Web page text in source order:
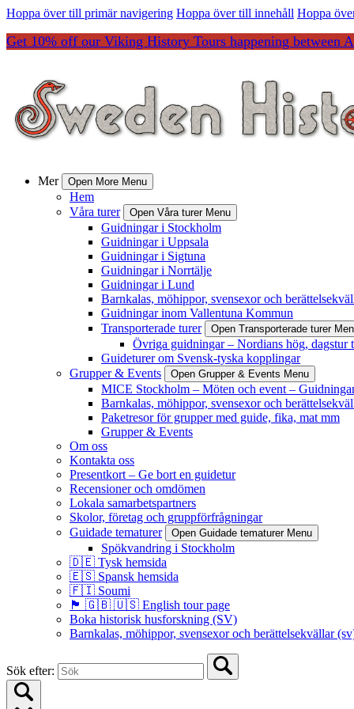
Hoppa över till primär navigering Hoppa över till innehåll Hoppa
Get 10% off our Viking History Tours happening between
Mer Open More Menu
Hem
Våra turer
Open Våra turer Menu
Guidningar i Stockholm
Guidningar i Uppsala
Guidningar i Sigtuna
Guidningar i Norrtälje
Guidningar i Lund
Barnkalas, möhippor, svensexor och
Guidningar inom Vallentuna Kommun
Transporterade turer
Open Transporterade turer
Övriga guidningar – Nordians hög, dagstur
Guideturer om Svensk-tyska kopplingar
Grupper & Events
Open Grupper & Events Menu
MICE Stockholm – Möten och event –
Barnkalas, möhippor, svensexor och
Paketresor för grupper med guide, fika, mat mm
Grupper & Events
Om oss
Kontakta oss
Presentkort – Ge bort en guidetur
Recensioner och omdömen
Lokala samarbetspartners
Skolor, företag och gruppförfrågningar
Guidade tematurer
Open Guidade tematurer Menu
Spökvandring i Stockholm
🇩🇪 Tysk hemsida
🇪🇸 Spansk hemsida
🇫🇮 Soumi
🏴󠁧󠁢󠁥󠁮󠁧󠁿 🇬🇧 🇺🇸 English tour page
Boka historisk husforskning (SV)
Barnkalas, möhippor, svensexor och berättelsekvällar
Sök efter: